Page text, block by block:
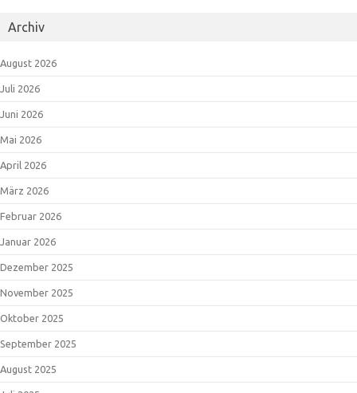
Archiv
August 2026
Juli 2026
Juni 2026
Mai 2026
April 2026
März 2026
Februar 2026
Januar 2026
Dezember 2025
November 2025
Oktober 2025
September 2025
August 2025